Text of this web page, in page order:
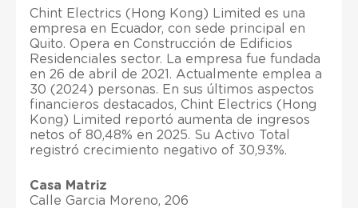
Chint Electrics (Hong Kong) Limited es una
empresa en Ecuador, con sede principal en
Quito. Opera en Construcción de Edificios
Residenciales sector. La empresa fue fundada
en 26 de abril de 2021. Actualmente emplea a
30 (2024) personas. En sus últimos aspectos
financieros destacados, Chint Electrics (Hong
Kong) Limited reportó aumenta de ingresos
netos of 80,48% en 2025. Su Activo Total
registró crecimiento negativo of 30,93%.
Casa Matriz
Calle Garcia Moreno, 206